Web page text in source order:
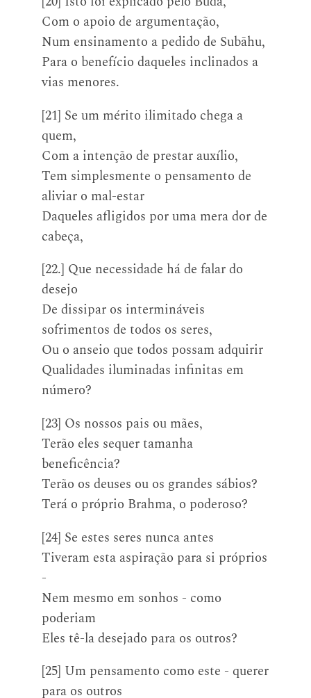
Com o apoio de argumentação,
Num ensinamento a pedido de Subāhu,
Para o benefício daqueles inclinados a
vias menores.
[21] Se um mérito ilimitado chega a
quem,
Com a intenção de prestar auxílio,
Tem simplesmente o pensamento de
aliviar o mal-estar
Daqueles afligidos por uma mera dor de
cabeça,
[22.] Que necessidade há de falar do
desejo
De dissipar os intermináveis
sofrimentos de todos os seres,
Ou o anseio que todos possam adquirir
Qualidades iluminadas infinitas em
número?
[23] Os nossos pais ou mães,
Terão eles sequer tamanha
beneficência?
Terão os deuses ou os grandes sábios?
Terá o próprio Brahma, o poderoso?
[24] Se estes seres nunca antes
Tiveram esta aspiração para si próprios
-
Nem mesmo em sonhos - como
poderiam
Eles tê-la desejado para os outros?
[25] Um pensamento como este - querer
para os outros